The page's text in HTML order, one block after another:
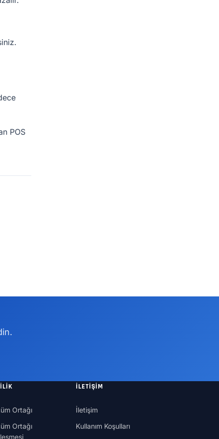
POS
Ortağı
Ortağı
İLETIŞIM
İletişim
Kullanım Koşulları